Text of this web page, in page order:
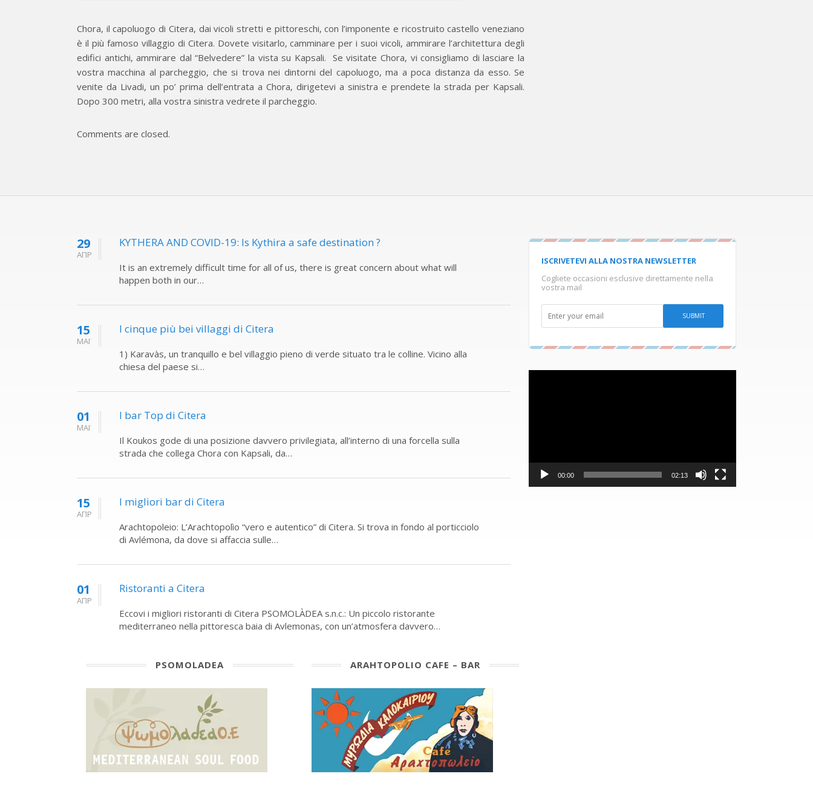
Chora, il capoluogo di Citera, dai vicoli stretti e pittoreschi, con l’imponente e ricostruito castello veneziano
è il più famoso villaggio di Citera. Dovete visitarlo, camminare per i suoi vicoli, ammirare l’architettura degli
edifici antichi, ammirare dal “Belvedere” la vista su Kapsali. Se visitate Chora, vi consigliamo di lasciare la
vostra macchina al parcheggio, che si trova nei dintorni del capoluogo, ma a poca distanza da esso. Se
venite da Livadi, un po’ prima dell’entrata a Chora, dirigetevi a sinistra e prendete la strada per Kapsali.
Dopo 300 metri, alla vostra sinistra vedrete il parcheggio.
Comments are closed.
29
ΑΠΡ
KYTHERA AND COVID-19: Is Kythira a safe destination ?
It is an extremely difficult time for all of us, there is great concern about what will
happen both in our…
15
ΜΑΪ
I cinque più bei villaggi di Citera
1) Karavàs, un tranquillo e bel villaggio pieno di verde situato tra le colline. Vicino alla
chiesa del paese si…
01
ΜΑΪ
I bar Top di Citera
Il Koukos gode di una posizione davvero privilegiata, all’interno di una forcella sulla
strada che collega Chora con Kapsali, da…
15
ΑΠΡ
I migliori bar di Citera
Arachtopoleio: L’Arachtopolìo “vero e autentico” di Citera. Si trova in fondo al porticciolo
di Avlémona, da dove si affaccia sulle…
01
ΑΠΡ
Ristoranti a Citera
Eccovi i migliori ristoranti di Citera PSOMOLÀDEA s.n.c.: Un piccolo ristorante
mediterraneo nella pittoresca baia di Avlemonas, con un’atmosfera davvero…
ISCRIVETEVI ALLA NOSTRA NEWSLETTER
Cogliete occasioni esclusive direttamente nella
vostra mail
00:00 02:13
PSOMOLADEA ARAHTOPOLIO CAFE – BAR